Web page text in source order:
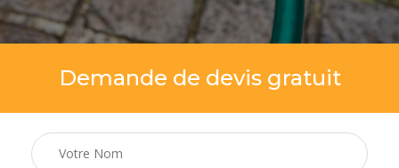
Demande de devis gratuit